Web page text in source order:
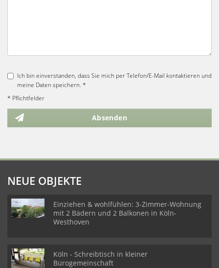
Ich bin einverstanden, dass Sie mich per Telefon/E-Mail kontaktieren und
meine Daten speichern. *
* Pflichtfelder
Absenden
NEUE OBJEKTE
Einziehen & wohlfühlen: 3-Zimmer-Wohnung
mit 2 Bädern und 2 Balkonen in Köln-
Westhoven
Köln - Schreibtisch in kleiner
Bürogemeinschaft